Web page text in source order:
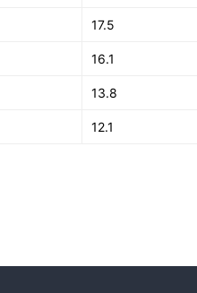
17.5
16.1
13.8
12.1